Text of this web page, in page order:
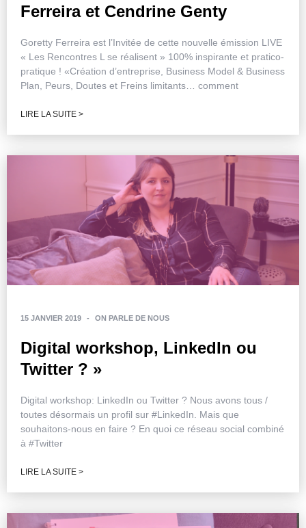
Ferreira et Cendrine Genty
Goretty Ferreira est l’Invitée de cette nouvelle émission LIVE
« Les Rencontres L se réalisent » 100% inspirante et pratico-
pratique ! «Création d’entreprise, Business Model & Business
Plan, Peurs, Doutes et Freins limitants… comment
LIRE LA SUITE >
15 JANVIER 2019 - ON PARLE DE NOUS
Digital workshop, LinkedIn ou
Twitter ? »
Digital workshop: LinkedIn ou Twitter ? Nous avons tous /
toutes désormais un profil sur #LinkedIn. Mais que
souhaitons-nous en faire ? En quoi ce réseau social combiné
à #Twitter
LIRE LA SUITE >